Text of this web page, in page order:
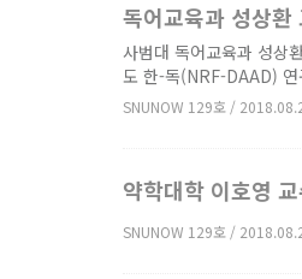
독어교육과 성상
사범대 독어교육과 성상
도 한-독(NRF-DAAD) 연
SNUNOW 129호 /
약학대학 이호영
SNUNOW 129호 /